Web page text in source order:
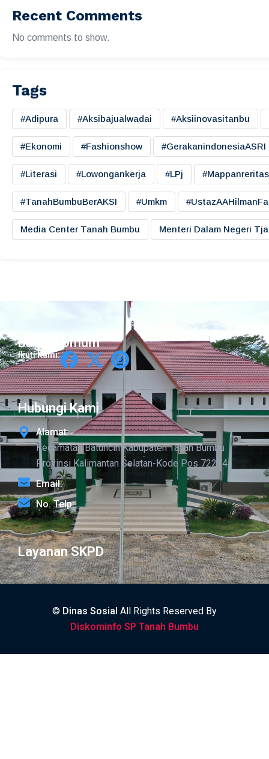
Recent Comments
No comments to show.
Tags
#adipura #aksibajualwadai #aksiinovasitanbu
#ekonomi #fashionshow #gerakanindonesiaASRI
#literasi #lowongankerja #LPj
#TanahBumbuBerAKSI #umkm
Media Center Tanah Bumbu Menteri Dalam Negeri
Bagian Umum
Ikuti Kami:
Hubungi Kami
Alamat:
Kecamatan Batulicin Kabupaten Tanah Bumbu
Provinsi Kalimantan Selatan-Kode Pos 72214
Email:
No. Telp:
Layanan SKPD
© Dinas Sosial All Rights Reserved By
Diskominfo SP Tanah Bumbu